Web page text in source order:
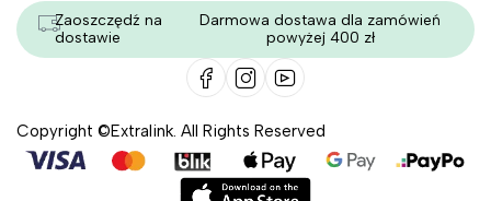
Zaoszczędź na
dostawie
Darmowa dostawa dla zamówień
powyżej 400 zł
Copyright ©Extralink. All Rights Reserved